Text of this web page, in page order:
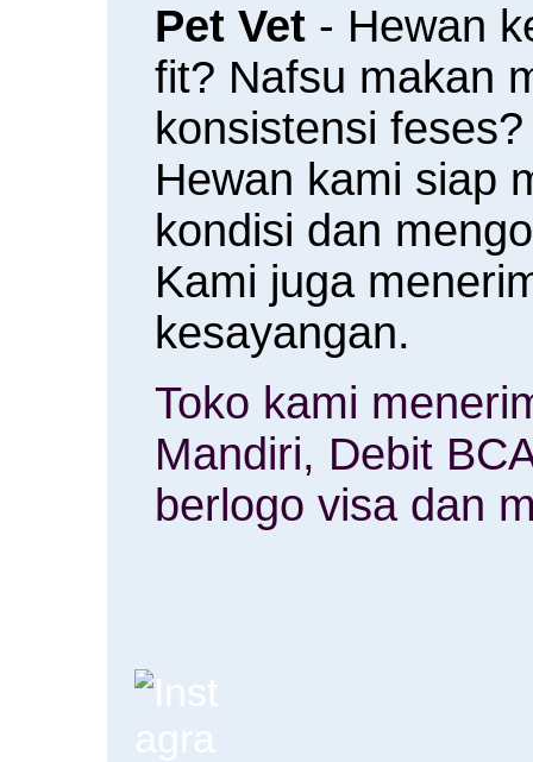
Pet Vet - Hewan
fit? Nafsu makan
konsistensi
Hewan kami siap
kondisi dan
Kami juga
kesayangan.
Toko kami
Mandiri, Debit
berlogo visa dan